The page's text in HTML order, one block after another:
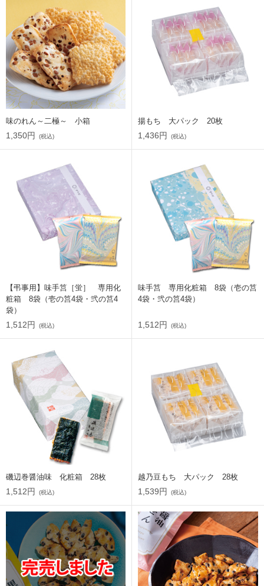
味のれん～二極～ 小箱
1,350円 (税込)
揚もち 大パック 20枚
1,436円 (税込)
【弔事用】味手筥［蛍］ 専用化
粧箱 8袋（壱の筥4袋・弐の筥4
袋）
1,512円 (税込)
味手筥 専用化粧箱 8袋（壱の筥
4袋・弐の筥4袋）
1,512円 (税込)
磯辺巻醤油味 化粧箱 28枚
1,512円 (税込)
越乃豆もち 大パック 28枚
1,539円 (税込)